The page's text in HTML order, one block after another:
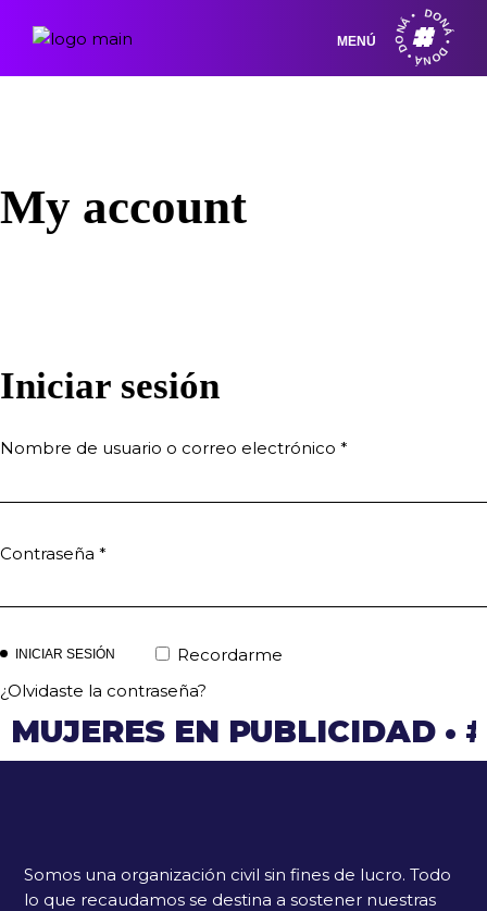
MENÚ DONÁ • DONÁ • DONÁ •
My account
Iniciar sesión
Nombre de usuario o correo electrónico *
Contraseña *
Recordarme
INICIAR SESIÓN
¿Olvidaste la contraseña?
MUJERES EN PUBLICIDAD •
Somos una organización civil sin fines de lucro. Todo
lo que recaudamos se destina a sostener nuestras